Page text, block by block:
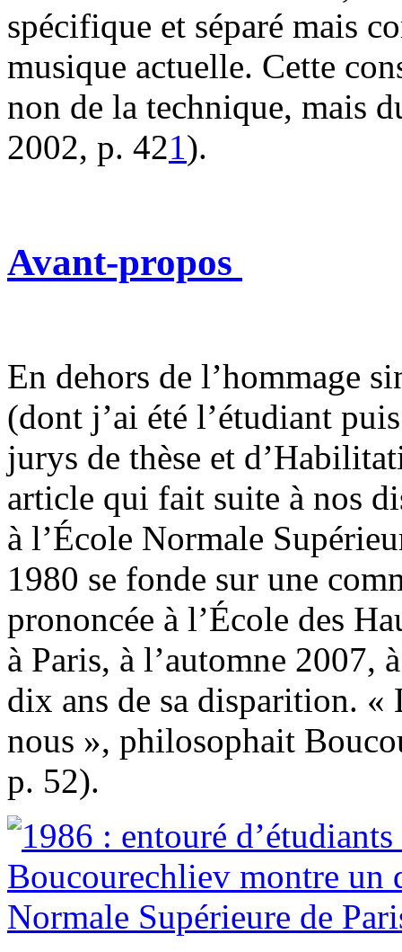
spécifique et séparé mais
musique actuelle. Cette
non de la technique, mais
2002, p. 421).
Avant-propos
En dehors de l’hommage
(dont j’ai été l’étudiant
jurys de thèse et
article qui fait suite à nos
à l’École Normale
1980 se fonde sur une
prononcée à l’École des
à Paris, à l’automne 2007,
dix ans de sa disparition.
nous », philosophait
p. 52).